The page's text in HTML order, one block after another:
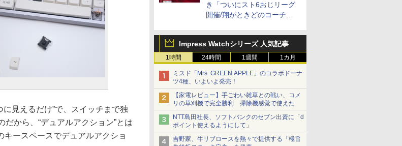
き「ついにスト6おじリーグ
開催/翔がときどのコーチ就
Impress Watchシリーズ 人気記事
1時間 24時間 1週間 1カ月
ミスド「Mrs. GREEN APPLE」のコラボドーナ
ツ4種、いよいよ発売！
【家電レビュー】手ごわい雑草との戦い、コメ
リの草刈機で完全勝利 掃除機感覚で使えた
NTT島田社長、ソフトバンクのセブン出資に「d
ポイント使えるようにして」
吉野家、牛リブロースを熱々で提供する「極旨
見えるだけ”で、スイッチまで独
から、“デュアルアクション”とは
ースペースでデュアルアクショ